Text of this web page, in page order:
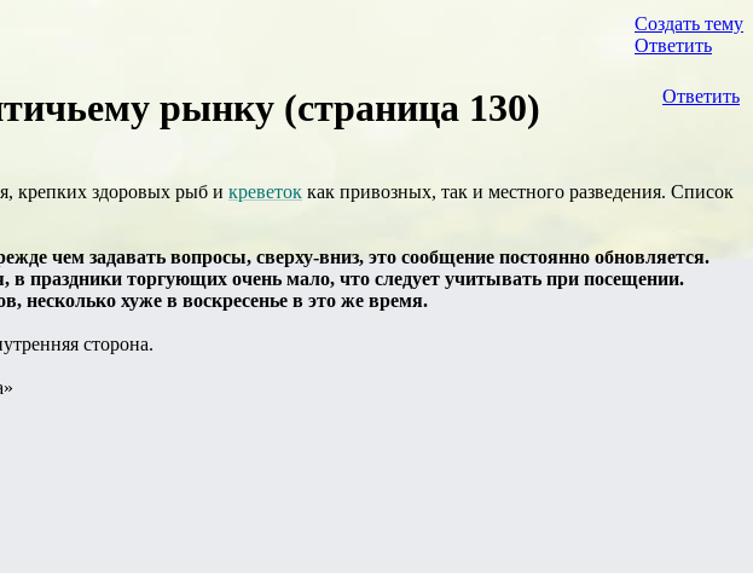
Создать тему
Ответить
Ответить
рынку (страница 130)
крепких здоровых рыб и креветок как привозных, так и местного разведения. Список
чем задавать вопросы, сверху-вниз, это сообщение постоянно обновляется.
праздники торгующих очень мало, что следует учитывать при посещении.
несколько хуже в воскресенье в это же время.
сторона.